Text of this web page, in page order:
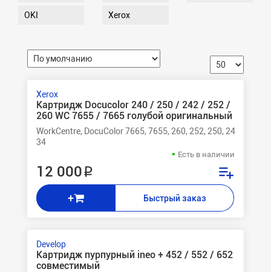
OKI Xerox
Xerox
Картридж Docucolor 240 / 250 / 242 / 252 /
260 WC 7655 / 7665 голубой оригинальный
WorkCentre, DocuColor 7665, 7655, 260, 252, 250, 242, 240
34
Есть в наличии
12 000 ₽
+ Быстрый заказ
Develop
Картридж пурпурный ineo + 452 / 552 / 652
совместимый